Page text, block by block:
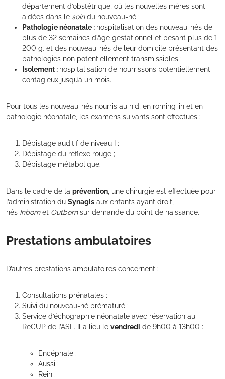
département d’obstétrique, où les nouvelles mères sont
aidées dans le soindu nouveau-né ;
Pathologie néonatale : hospitalisation des nouveau-nés de
plus de 32 semaines d’âge gestationnel et pesant plus de 1
200 g. et des nouveau-nés de leur domicile présentant des
pathologies non potentiellement transmissibles ;
Isolement : hospitalisation de nourrissons potentiellement
contagieux jusqu’à un mois.
Pour tous les nouveau-nés nourris au nid, en roming-in et en
pathologie néonatale, les examens suivants sont effectués :
Dépistage auditif de niveau I ;
Dépistage du réflexe rouge ;
Dépistage métabolique.
Dans le cadre de la prévention , une chirurgie est effectuée pour
l’administration du Synagis aux enfants ayant droit,
nés Inbornet Outbornsur demande du point de naissance.
Prestations ambulatoires
D’autres prestations ambulatoires concernent :
Consultations prénatales ;
Suivi du nouveau-né prématuré ;
Service d’échographie néonatale avec réservation au
ReCUP de l’ASL. Il a lieu le vendredi de 9h00 à 13h00 :
Encéphale ;
Aussi ;
Rein ;